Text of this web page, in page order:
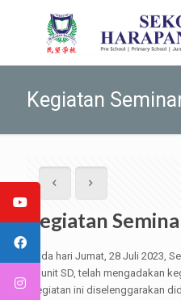
Kegiatan
Kegiatan
Pada hari Jumat, 28 Juli 2023,
di unit SD, telah mengadakan
Kegiatan ini diselenggarakan